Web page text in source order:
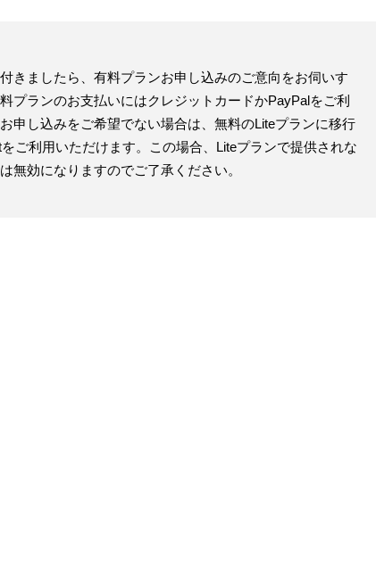
きましたら、有料プランお申し込みのご意向をお伺いす
プランのお支払いにはクレジットカードかPayPalをご利
申し込みをご希望でない場合は、無料のLiteプランに移行
ご利用いただけます。この場合、Liteプランで提供されな
無効になりますのでご了承ください。